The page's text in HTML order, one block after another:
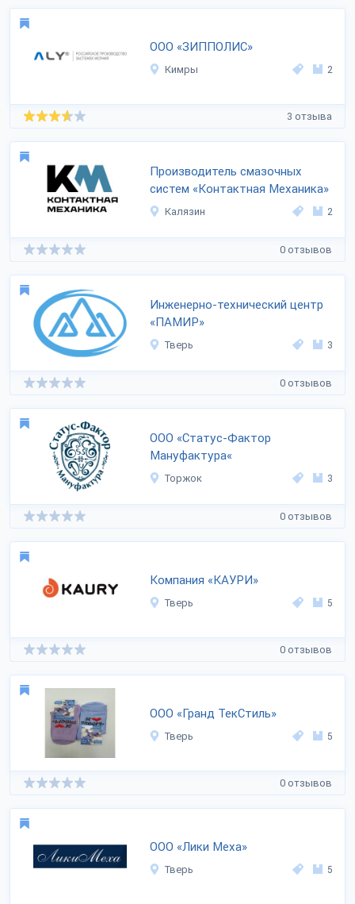
ООО «ЗИППОЛИС»
Кимры 2
3 отзыва
Производитель смазочных
систем «Контактная Механика»
Калязин 2
0 отзывов
Инженерно-технический центр
«ПАМИР»
Тверь 3
0 отзывов
ООО «Статус-Фактор
Мануфактура«
Торжок 3
0 отзывов
Компания «КАУРИ»
Тверь 5
0 отзывов
ООО «Гранд ТекСтиль»
Тверь 5
0 отзывов
ООО «Лики Меха»
Тверь 5